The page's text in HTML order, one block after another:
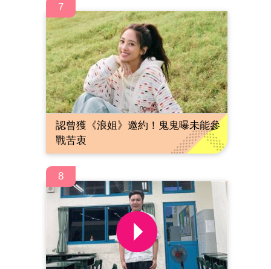
7
認曾獲《浪姐》邀約！鬼鬼曝未能參
戰苦衷
8